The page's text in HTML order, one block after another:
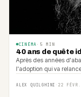
CINÉMA · 5 MIN
40 ans de quête
Après des années
l'adoption qui va
ALEX QUILGHINI · 22